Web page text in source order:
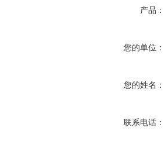
产品：
您的单位：
您的姓名：
联系电话：